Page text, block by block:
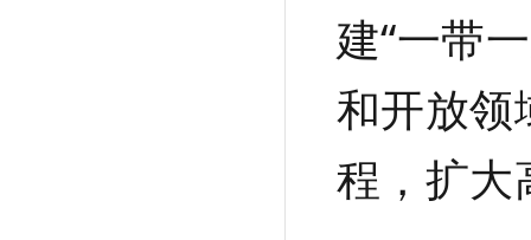
建“一带
和开放领
程，扩大